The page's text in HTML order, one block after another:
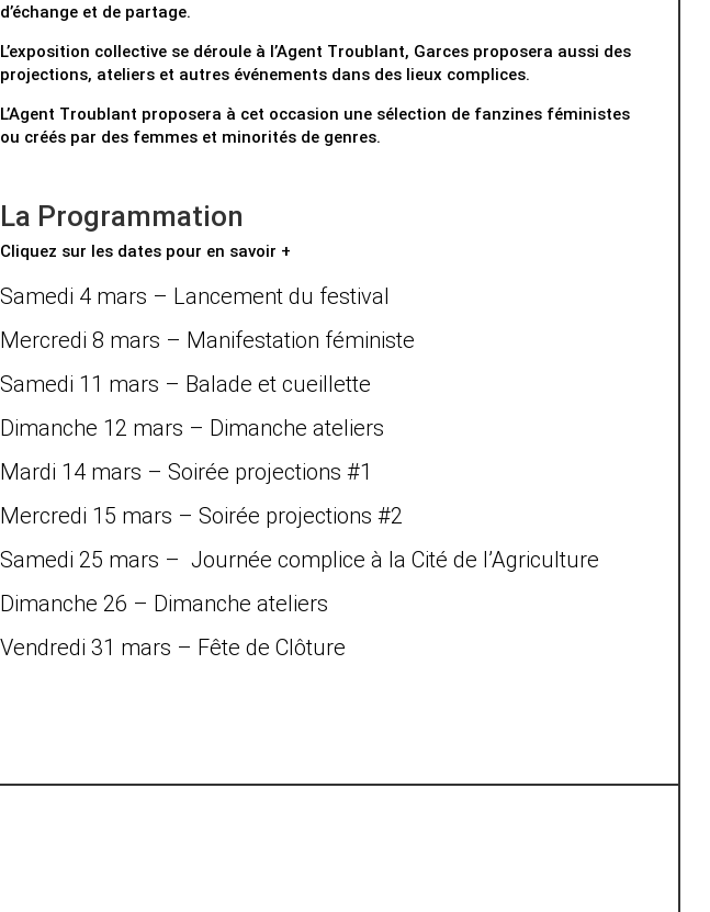
d’échange et de partage.
L’exposition collective se déroule à l’Agent Troublant, Garces proposera aussi des
projections, ateliers et autres événements dans des lieux complices.
L’Agent Troublant proposera à cet occasion une sélection de fanzines féministes
ou créés par des femmes et minorités de genres.
La Programmation
Cliquez sur les dates pour en savoir +
Samedi 4 mars – Lancement du festival
Mercredi 8 mars – Manifestation féministe
Samedi 11 mars – Balade et cueillette
Dimanche 12 mars – Dimanche ateliers
Mardi 14 mars – Soirée projections #1
Mercredi 15 mars – Soirée projections #2
Samedi 25 mars – Journée complice à la Cité de l’Agriculture
Dimanche 26 – Dimanche ateliers
Vendredi 31 mars – Fête de Clôture